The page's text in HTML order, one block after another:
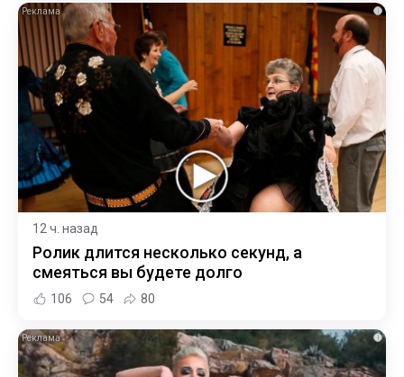
i
12 ч. назад
Ролик длится несколько секунд, а
смеяться вы будете долго
106 54 80
i